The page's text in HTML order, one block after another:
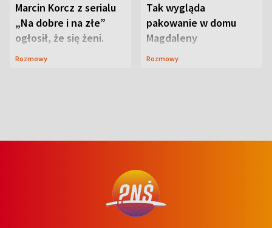
Marcin Korcz z serialu
„Na dobre i na złe”
ogłosił, że się żeni.
Zdradził, co zmienił
Rozmowy
Tak wygląda
pakowanie w domu
Magdaleny
Waligórskiej-Lisieckiej.
Rozmowy